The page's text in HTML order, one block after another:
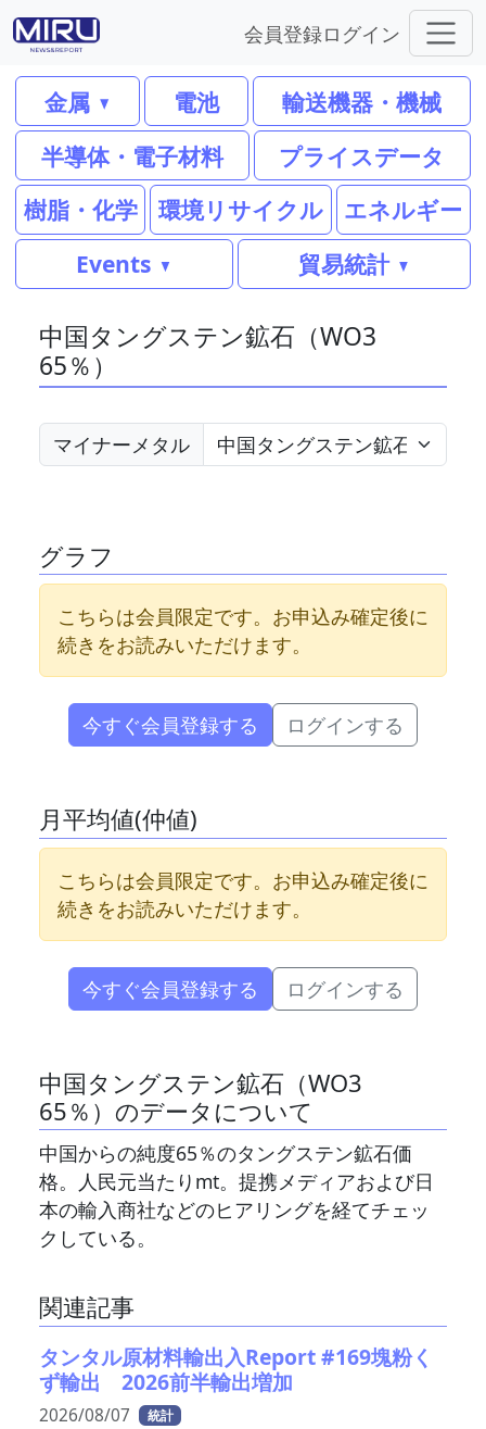
会員登録ログイン
金属 電池
輸送機器・機械
半導体・電子材料
プライスデータ
樹脂・化学
環境リサイクル
エネルギー
Events
貿易統計
中国タングステン鉱石（WO3
65％）
マイナーメタル
グラフ
こちらは会員限定です。お申込み確定後に
続きをお読みいただけます。
今すぐ会員登録する ログインする
月平均値(仲値)
こちらは会員限定です。お申込み確定後に
続きをお読みいただけます。
今すぐ会員登録する ログインする
中国タングステン鉱石（WO3
65％）のデータについて
中国からの純度65％のタングステン鉱石価
格。人民元当たりmt。提携メディアおよび日
本の輸入商社などのヒアリングを経てチェッ
クしている。
関連記事
タンタル原材料輸出入Report #169塊粉く
ず輸出 2026前半輸出増加
2026/08/07 統計